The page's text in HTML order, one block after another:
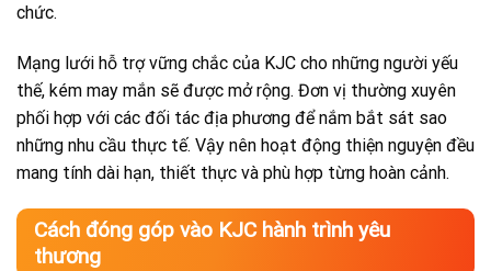
chức.
Mạng lưới hỗ trợ vững chắc của KJC cho những người yếu
thế, kém may mắn sẽ được mở rộng. Đơn vị thường xuyên
phối hợp với các đối tác địa phương để nắm bắt sát sao
những nhu cầu thực tế. Vậy nên hoạt động thiện nguyện đều
mang tính dài hạn, thiết thực và phù hợp từng hoàn cảnh.
Cách đóng góp vào KJC hành trình yêu
thương